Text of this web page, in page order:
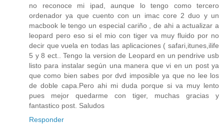
no reconoce mi ipad, aunque lo tengo como tercero
ordenador ya que cuento con un imac core 2 duo y un
macbook le tengo un especial cariño , de ahi a actualizar a
leopard pero eso si el mio con tiger va muy fluido por no
decir que vuela en todas las aplicaciones ( safari,itunes,ilife
5 y 8 ect.. Tengo la version de Leopard en un pendrive usb
listo para instalar según una manera que vi en un post ya
que como bien sabes por dvd imposible ya que no lee los
de doble capa.Pero ahi mi duda porque si va muy lento
pues mejor quedarme con tiger, muchas gracias y
fantastico post. Saludos
Responder